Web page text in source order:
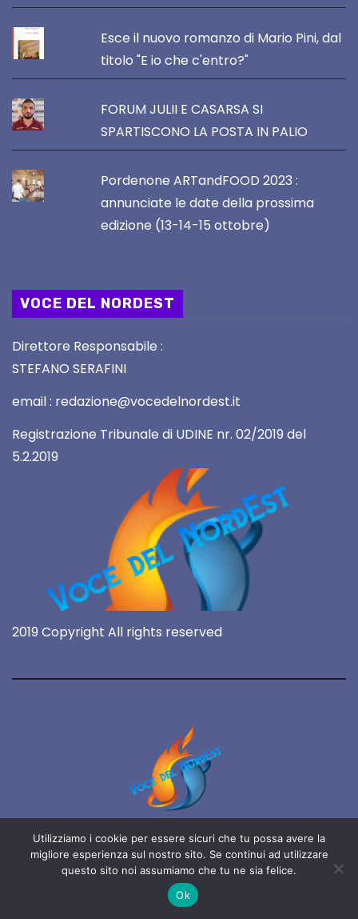
Esce il nuovo romanzo di Mario Pini, dal
titolo "E io che c'entro?"
FORUM JULII E CASARSA SI
SPARTISCONO LA POSTA IN PALIO
Pordenone ARTandFOOD 2023 :
annunciate le date della prossima
edizione (13-14-15 ottobre)
VOCE DEL NORDEST
Direttore Responsabile :
STEFANO SERAFINI
email : redazione@vocedelnordest.it
Registrazione Tribunale di UDINE nr. 02/2019 del
5.2.2019
2019 Copyright All rights reserved
Voce del NordEst
online 24/7
Utilizziamo i cookie per essere sicuri che tu possa avere la
migliore esperienza sul nostro sito. Se continui ad utilizzare
questo sito noi assumiamo che tu ne sia felice.
Ok